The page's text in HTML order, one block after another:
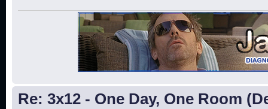
Re: 3x12 - One Day, One Room